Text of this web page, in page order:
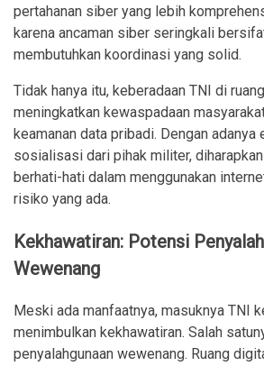
pertahanan siber yang lebih
karena ancaman siber seringkali
membutuhkan koordinasi yang solid.
Tidak hanya itu, keberadaan TNI di
meningkatkan kewaspadaan
keamanan data pribadi. Dengan adanya
sosialisasi dari pihak militer,
berhati-hati dalam menggunakan
risiko yang ada.
Kekhawatiran: Potensi
Wewenang
Meski ada manfaatnya, masuknya TNI
menimbulkan kekhawatiran. Salah
penyalahgunaan wewenang. Ruang